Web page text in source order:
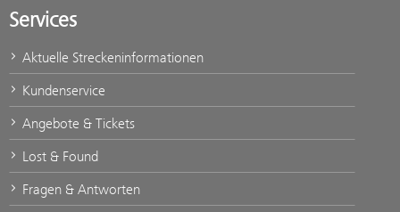
Services
Aktuelle Streckeninformationen
Kundenservice
Angebote & Tickets
Lost & Found
Fragen & Antworten